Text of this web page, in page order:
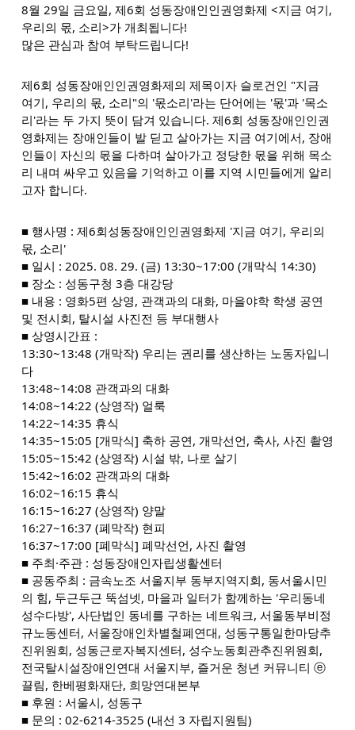
8월 29일 금요일, 제6회 성동장애인인권영화제 <지금 여기,
우리의 몫, 소리>가 개최됩니다!
많은 관심과 참여 부탁드립니다!
제6회 성동장애인인권영화제의 제목이자 슬로건인 "지금
여기, 우리의 몫, 소리"의 '몫소리'라는 단어에는 '몫'과 '목소
리'라는 두 가지 뜻이 담겨 있습니다. 제6회 성동장애인인권
영화제는 장애인들이 발 딛고 살아가는 지금 여기에서, 장애
인들이 자신의 몫을 다하며 살아가고 정당한 몫을 위해 목소
리 내며 싸우고 있음을 기억하고 이를 지역 시민들에게 알리
고자 합니다.
■ 행사명 : 제6회성동장애인인권영화제 '지금 여기, 우리의
몫, 소리'
■ 일시 : 2025. 08. 29. (금) 13:30~17:00 (개막식 14:30)
■ 장소 : 성동구청 3층 대강당
■ 내용 : 영화5편 상영, 관객과의 대화, 마을야학 학생 공연
및 전시회, 탈시설 사진전 등 부대행사
■ 상영시간표 :
13:30~13:48 (개막작) 우리는 권리를 생산하는 노동자입니
다
13:48~14:08 관객과의 대화
14:08~14:22 (상영작) 얼룩
14:22~14:35 휴식
14:35~15:05 [개막식] 축하 공연, 개막선언, 축사, 사진 촬영
15:05~15:42 (상영작) 시설 밖, 나로 살기
15:42~16:02 관객과의 대화
16:02~16:15 휴식
16:15~16:27 (상영작) 양말
16:27~16:37 (폐막작) 현피
16:37~17:00 [폐막식] 폐막선언, 사진 촬영
■ 주최·주관 : 성동장애인자립생활센터
■ 공동주최 : 금속노조 서울지부 동부지역지회, 동서울시민
의 힘, 두근두근 뚝섬넷, 마을과 일터가 함께하는 '우리동네
성수다방', 사단법인 동네를 구하는 네트워크, 서울동부비정
규노동센터, 서울장애인차별철폐연대, 성동구통일한마당추
진위원회, 성동근로자복지센터, 성수노동회관추진위원회,
전국탈시설장애인연대 서울지부, 즐거운 청년 커뮤니티 ⓔ
끌림, 한베평화재단, 희망연대본부
■ 후원 : 서울시, 성동구
■ 문의 : 02-6214-3525 (내선 3 자립지원팀)